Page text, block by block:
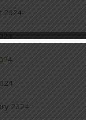
2024
2024